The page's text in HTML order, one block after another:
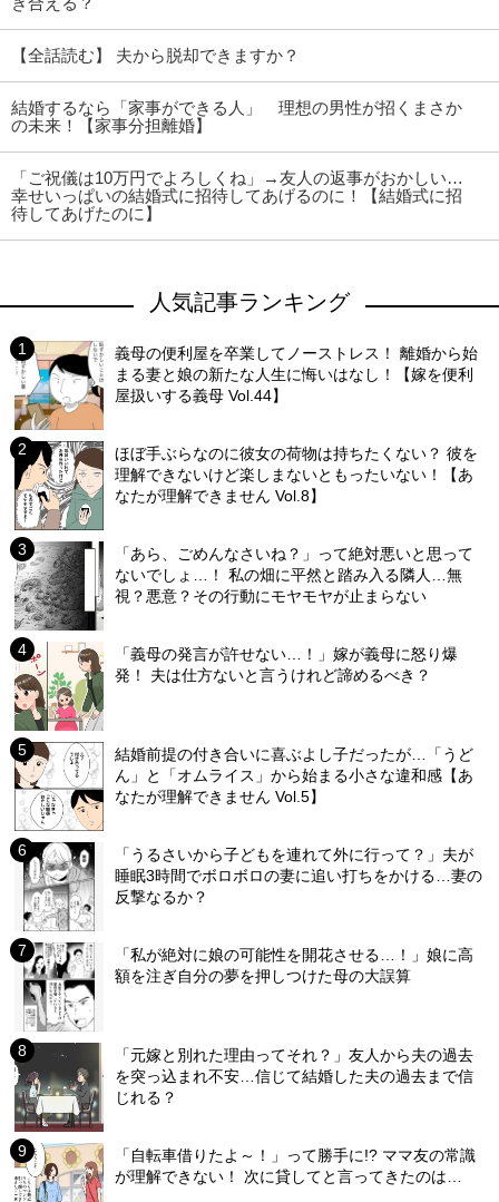
【全話読む】 夫から脱却できますか？
結婚するなら「家事ができる人」 理想の男性が招くまさか
の未来！【家事分担離婚】
「ご祝儀は10万円でよろしくね」→友人の返事がおかしい…
幸せいっぱいの結婚式に招待してあげるのに！【結婚式に招
待してあげたのに】
人気記事ランキング
義母の便利屋を卒業してノーストレス！ 離婚から始
まる妻と娘の新たな人生に悔いはなし！【嫁を便利
屋扱いする義母 Vol.44】
ほぼ手ぶらなのに彼女の荷物は持ちたくない？ 彼を
理解できないけど楽しまないともったいない！【あ
なたが理解できません Vol.8】
「あら、ごめんなさいね？」って絶対悪いと思って
ないでしょ…！ 私の畑に平然と踏み入る隣人…無
視？悪意？その行動にモヤモヤが止まらない
「義母の発言が許せない…！」嫁が義母に怒り爆
発！ 夫は仕方ないと言うけれど諦めるべき？
結婚前提の付き合いに喜ぶよし子だったが…「うど
ん」と「オムライス」から始まる小さな違和感【あ
なたが理解できません Vol.5】
「うるさいから子どもを連れて外に行って？」夫が
睡眠3時間でボロボロの妻に追い打ちをかける…妻の
反撃なるか？
「私が絶対に娘の可能性を開花させる…！」娘に高
額を注ぎ自分の夢を押しつけた母の大誤算
「元嫁と別れた理由ってそれ？」友人から夫の過去
を突っ込まれ不安…信じて結婚した夫の過去まで信
じれる？
「自転車借りたよ～！」って勝手に!? ママ友の常識
が理解できない！ 次に貸してと言ってきたのは…